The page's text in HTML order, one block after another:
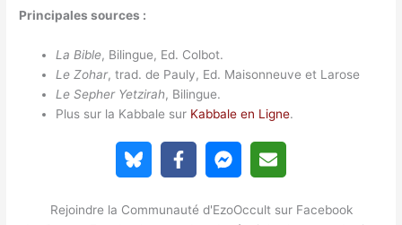
Principales sources :
La Bible, Bilingue, Ed. Colbot.
Le Zohar, trad. de Pauly, Ed. Maisonneuve et Larose
Le Sepher Yetzirah, Bilingue.
Plus sur la Kabbale sur Kabbale en Ligne.
Rejoindre la Communauté d'EzoOccult sur Facebook